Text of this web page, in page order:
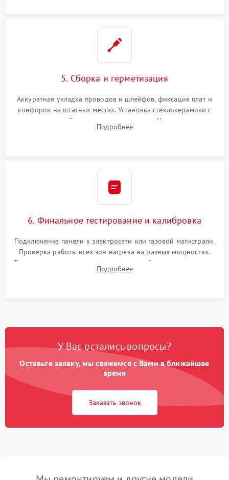
5. Сборка и герметизация
Аккуратная укладка проводов и шлейфов, фиксация плат и
конфорок на штатных местах. Установка стеклокерамики с
проверкой равномерности зазоров. Нанесение
термостойкого герметика или укладка уплотнительной
Подробнее
6. Финальное тестирование и калибровка
Подключение панели к электросети или газовой магистрали.
Проверка работы всех зон нагрева на разных мощностях.
Тестирование сенсорного управления, таймера, индикаторов
остаточного тепла и систем защиты от перегрева.
Подробнее
У Вас остались вопросы?
Оставьте заявку, мы свяжемся с Вами в ближайшее
время
Заказать звонок